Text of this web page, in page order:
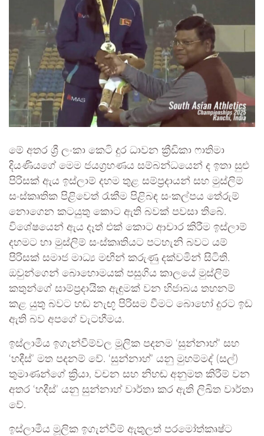
​මේ අතර ශ්‍රී ලංකා කෙටි දුර ධාවන ක්‍රීඩිකා ෆාතිමා
දියණියගේ මෙම ජයග්‍රහණය සම්බන්ධයෙන් ද ඉතා සුළු
පිරිසක් ඇය ඉස්ලාම් දහම තුළ සම්ප්‍රදායන් සහ මුස්ලිම්
සංස්කෘතික පිළිවෙත් රැකීම පිළිබඳ සංකල්පය තේරුම්
නොගෙන කටයුතු කොට ඇති බවක් පවසා තිබේ.
විශේෂයෙන් ඇය දෑත් එක් කොට ආචාර කිරීම ඉස්ලාම්
දහමට හා මුස්ලිම් සංස්කෘතියට පටහැනි බවට යම්
පිරිසක් සමාජ මාධ්‍ය මඟින් කරුණු දක්වමින් සිටිති.
ඔවුන්ගෙන් බොහොමයක් පසුගිය කාලයේ මුස්ලිම්
කතුන්ගේ සාම්ප්‍රදායික ඇඳුමක් වන හිජාබය තහනම්
කළ යුතු බවට හඬ නැඟූ පිරිසම වීමට බොහෝ දුරට ඉඩ
ඇති බව අපගේ වැටහීමය.
​ඉස්ලාමීය ඉගැන්වීම්වල මූලික පදනම ‘සුන්නාහ්’ සහ
‘හදීස්’ මත පදනම් වේ. ‘සුන්නාහ්’ යනු මුහම්මද් (සල්)
තුමාණන්ගේ ක්‍රියා, වචන සහ නිහඬ අනුමත කිරීම් වන
අතර ‘හදීස්’ යනු සුන්නාහ් වාර්තා කර ඇති ලිඛිත වාර්තා
වේ.
​ඉස්ලාමීය මූලික ඉගැන්වීම් ඇතුලත් පරමෝත්කෘෂ්ට